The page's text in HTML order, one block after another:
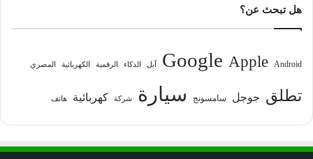
هل تبحث عن؟
Android
Apple
Google آبل الذكاء الرقمية الكهربائية المصري
تطلق جوجل سامسونج سيارة شركة كهربائية هاتف